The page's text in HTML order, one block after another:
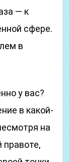
— к
сфере.
в
у вас?
в какой-
на
правоте,